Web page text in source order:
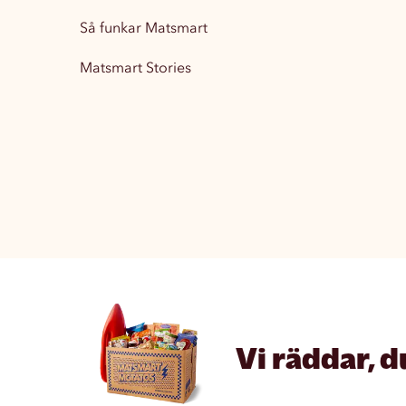
Så funkar Matsmart
Matsmart Stories
Vi räddar,